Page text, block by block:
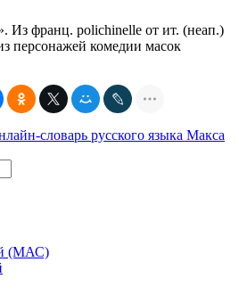
Из франц. polichinelle от ит. (неап.)
персонажей комедии масок
словарь русского языка Макса
(МАС)